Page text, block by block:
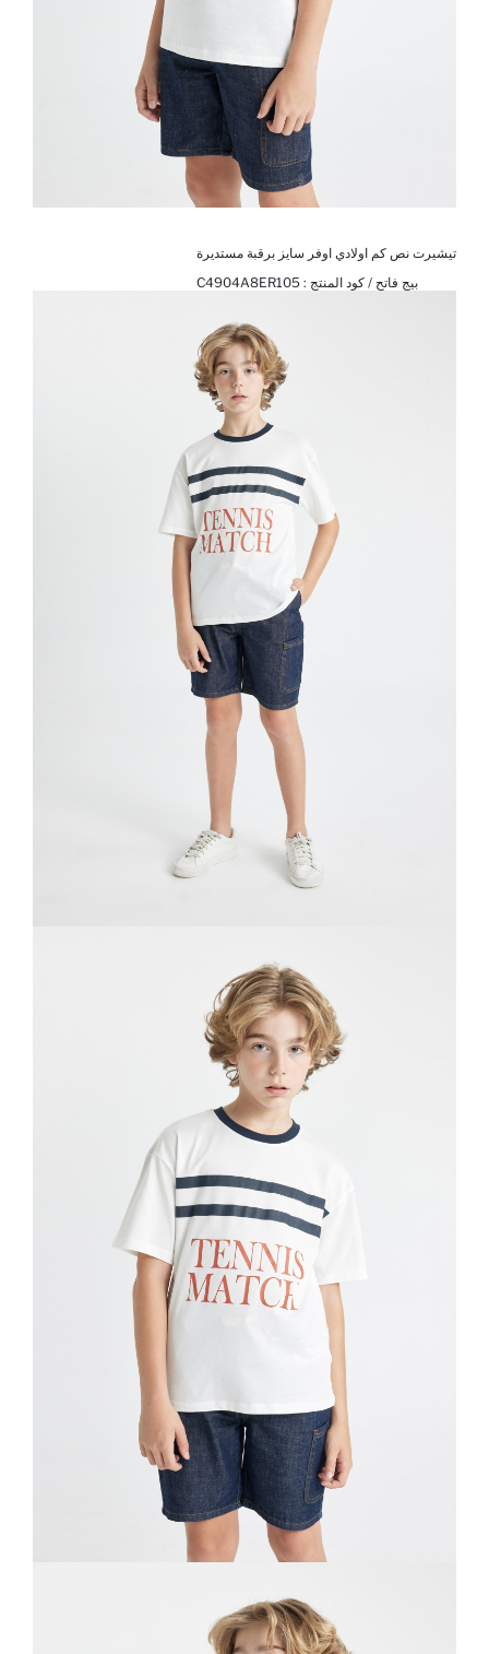
تيشيرت نص كم اولادي اوفر سايز برقبة مستديرة
بيج فاتح / كود المنتج : C4904A8ER105